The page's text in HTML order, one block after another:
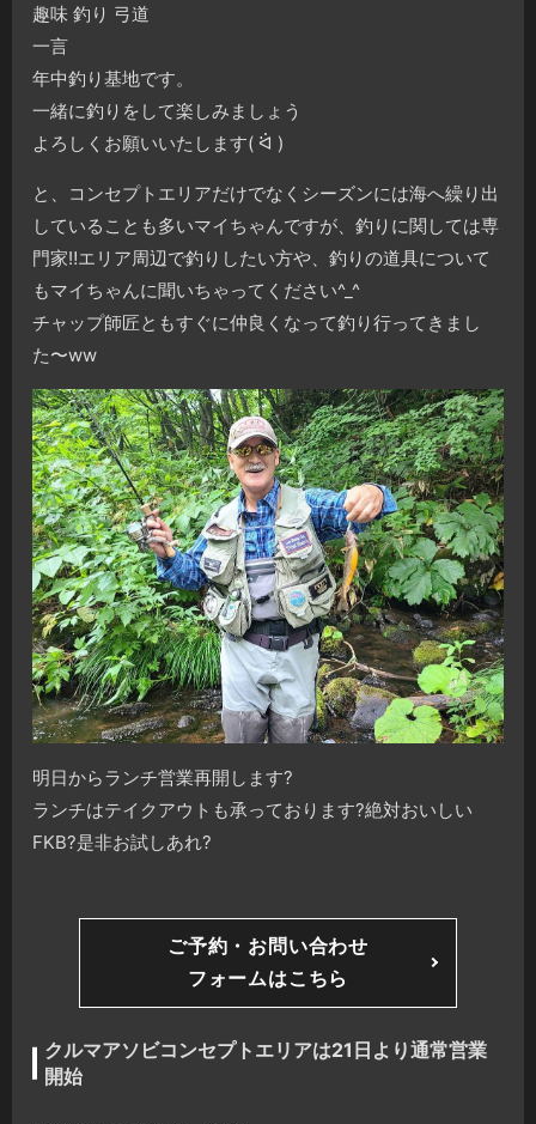
趣味 釣り 弓道
一言
年中釣り基地です。
一緒に釣りをして楽しみましょう
よろしくお願いいたします( ᐛ )
と、コンセプトエリアだけでなくシーズンには海へ繰り出
していることも多いマイちゃんですが、釣りに関しては専
門家‼️エリア周辺で釣りしたい方や、釣りの道具について
もマイちゃんに聞いちゃってください^_^
チャップ師匠ともすぐに仲良くなって釣り行ってきまし
た〜ww
明日からランチ営業再開します?
ランチはテイクアウトも承っております?絶対おいしい
FKB?是非お試しあれ?
ご予約・お問い合わせ
フォームはこちら
クルマアソビコンセプトエリアは21日より通常営業
開始